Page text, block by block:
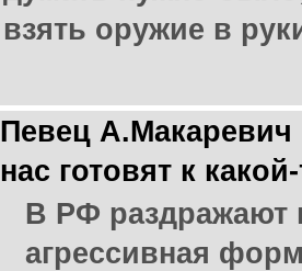
взять оружие в
Певец
нас готовят к
В РФ раздражают
агрессивная